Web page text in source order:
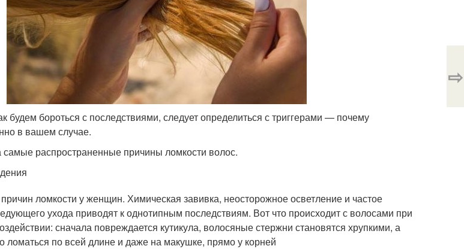
будем бороться с последствиями, следует определиться с триггерами — почему
в вашем случае.
распространенные причины ломкости волос.
ломкости у женщин. Химическая завивка, неосторожное осветление и частое
ухода приводят к однотипным последствиям. Вот что происходит с волосами при
сначала повреждается кутикула, волосяные стержни становятся хрупкими, а
ломаться по всей длине и даже на макушке, прямо у корней
⇨